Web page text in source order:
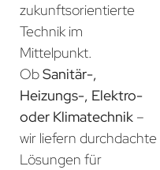
zukunftsorientierte
Technik im
Mittelpunkt.
ObSanitär-,
Heizungs-, Elektro-
oder Klimatechnik –
wir liefern durchdachte
Lösungen für